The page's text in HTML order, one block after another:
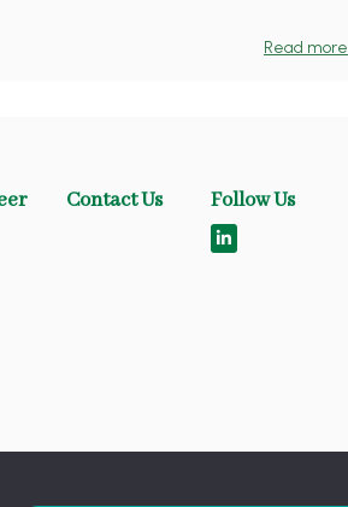
Read more
Contact Us Follow Us